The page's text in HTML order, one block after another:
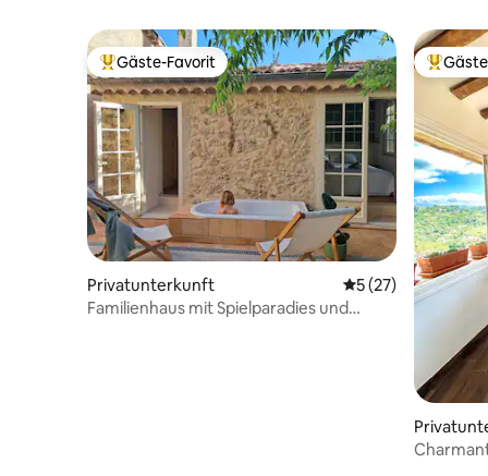
Beliebter Gäste-Favorit.
Gäste-Favorit
Privatunterkunft Durchschnittliche
5 (27)
Familienhaus mit Spielparadies und